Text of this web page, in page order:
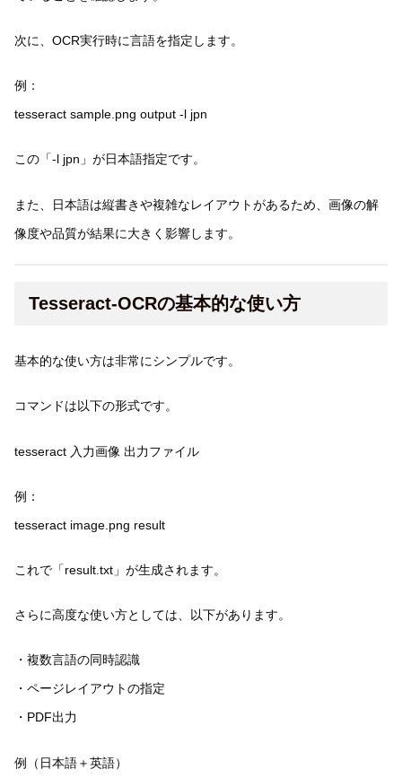
次に、OCR実行時に言語を指定します。
例：
tesseract sample.png output -l jpn
この「-l jpn」が日本語指定です。
また、日本語は縦書きや複雑なレイアウトがあるため、画像の解
像度や品質が結果に大きく影響します。
Tesseract-OCRの基本的な使い方
基本的な使い方は非常にシンプルです。
コマンドは以下の形式です。
tesseract 入力画像 出力ファイル
例：
tesseract image.png result
これで「result.txt」が生成されます。
さらに高度な使い方としては、以下があります。
・複数言語の同時認識
・ページレイアウトの指定
・PDF出力
例（日本語＋英語）